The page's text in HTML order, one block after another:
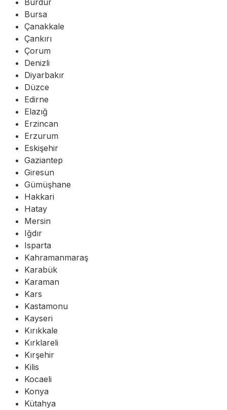
Burdur
Bursa
Çanakkale
Çankırı
Çorum
Denizli
Diyarbakır
Düzce
Edirne
Elazığ
Erzincan
Erzurum
Eskişehir
Gaziantep
Giresun
Gümüşhane
Hakkari
Hatay
Mersin
Iğdır
Isparta
Kahramanmaraş
Karabük
Karaman
Kars
Kastamonu
Kayseri
Kırıkkale
Kırklareli
Kırşehir
Kilis
Kocaeli
Konya
Kütahya